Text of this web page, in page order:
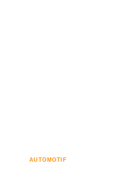
AUTOMOTIF